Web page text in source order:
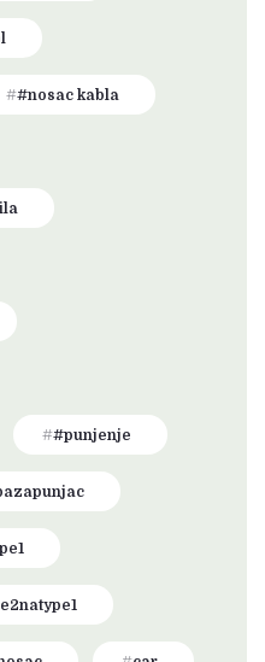
#nosac kabla
#punjenje